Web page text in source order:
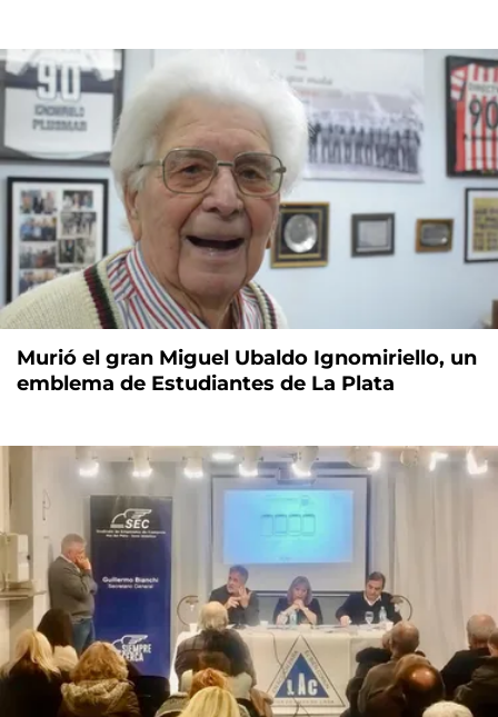
Murió el gran Miguel Ubaldo Ignomiriello, un
emblema de Estudiantes de La Plata